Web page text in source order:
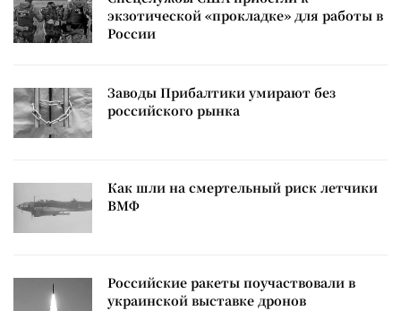
экзотической «прокладке» для работы в
России
Заводы Прибалтики умирают без
российского рынка
Как шли на смертельный риск летчики
ВМФ
Российские ракеты поучаствовали в
украинской выставке дронов